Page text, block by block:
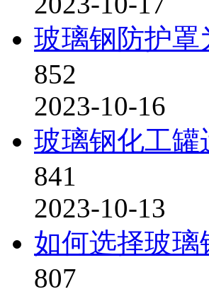
玻璃钢防护
852
2023-10-16
玻璃钢化工
841
2023-10-13
如何选择玻璃
807